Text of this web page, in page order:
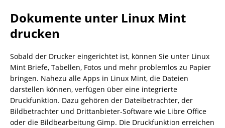
Dokumente unter Linux Mint
drucken
Sobald der Drucker eingerichtet ist, können Sie unter Linux
Mint Briefe, Tabellen, Fotos und mehr problemlos zu Papier
bringen. Nahezu alle Apps in Linux Mint, die Dateien
darstellen können, verfügen über eine integrierte
Druckfunk­tion. Dazu gehören der Dateibetrachter, der
Bildbetrachter und Drittanbieter-Software wie Libre Office
oder die Bildbearbeitung Gimp. Die Druckfunktion erreichen